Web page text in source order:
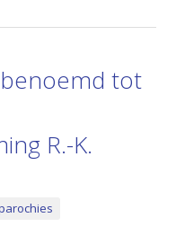
tot
R.-K.